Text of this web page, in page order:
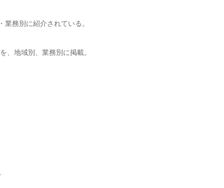
務別に紹介されている。
、地域別、業務別に掲載。